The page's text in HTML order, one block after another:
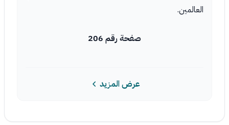
العالمين.
صفحة رقم 206
عرض المزيد